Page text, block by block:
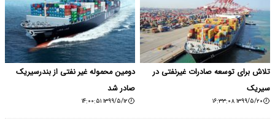
تلاش برای توسعه صادرات غیرنفتی در
سیریک
۱۳۹۹/۵/۲۰ ۱۶:۳۳:۰۸
دومین محموله غیر نفتی از بندرسیریک
صادر شد
۱۳۹۹/۵/۱۲ ۱۴:۰۰:۵۱